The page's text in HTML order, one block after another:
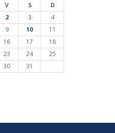
V S
D
2 3
4
9 10
11
16 17
18
23 24
25
30 31